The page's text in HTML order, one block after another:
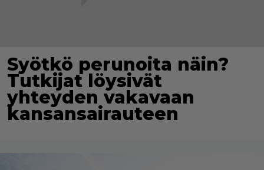
Syötkö perunoita näin?
Tutkijat löysivät
yhteyden vakavaan
kansansairauteen